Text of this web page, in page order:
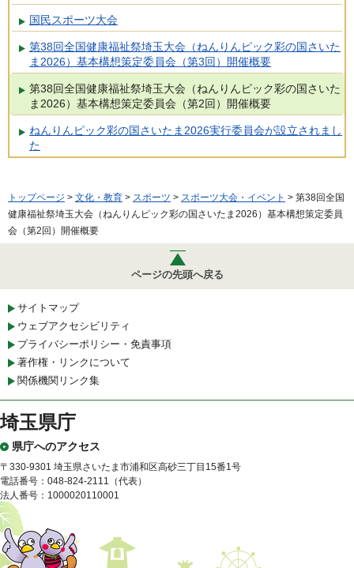
国民スポーツ大会
第38回全国健康福祉祭埼玉大会（ねんりんピック彩の国さいた
ま2026）基本構想策定委員会（第3回）開催概要
第38回全国健康福祉祭埼玉大会（ねんりんピック彩の国さいた
ま2026）基本構想策定委員会（第2回）開催概要
ねんりんピック彩の国さいたま2026実行委員会が設立されまし
た
トップページ > 文化・教育 > スポーツ > スポーツ大会・イベント > 第38回全国
健康福祉祭埼玉大会（ねんりんピック彩の国さいたま2026）基本構想策定委員
会（第2回）開催概要
ページの先頭へ戻る
サイトマップ
ウェブアクセシビリティ
プライバシーポリシー・免責事項
著作権・リンクについて
関係機関リンク集
埼玉県庁
県庁へのアクセス
〒330-9301 埼玉県さいたま市浦和区高砂三丁目15番1号
電話番号：048-824-2111（代表）
法人番号：1000020110001